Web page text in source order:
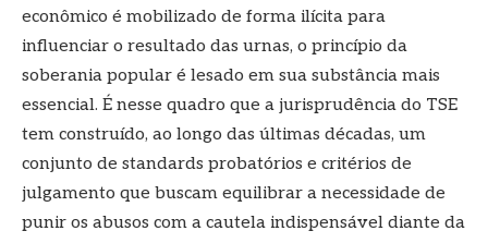
econômico é mobilizado de forma ilícita para
influenciar o resultado das urnas, o princípio da
soberania popular é lesado em sua substância mais
essencial. É nesse quadro que a jurisprudência do TSE
tem construído, ao longo das últimas décadas, um
conjunto de standards probatórios e critérios de
julgamento que buscam equilibrar a necessidade de
punir os abusos com a cautela indispensável diante da